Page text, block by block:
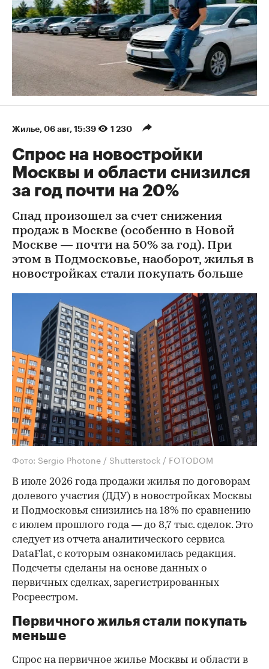
Жилье 06 авг, 15:39 1 230
Спрос на новостройки
Москвы и области снизился
за год почти на 20%
Спад произошел за счет снижения
продаж в Москве (особенно в Новой
Москве — почти на 50% за год). При
этом в Подмосковье, наоборот, жилья в
новостройках стали покупать больше
Фото: Sergio Photone / Shutterstock / FOTODOM
В июле 2026 года продажи жилья по договорам
долевого участия (ДДУ) в новостройках Москвы
и Подмосковья снизились на 18% по сравнению
с июлем прошлого года — до 8,7 тыс. сделок. Это
следует из отчета аналитического сервиса
DataFlat, с которым ознакомилась редакция.
Подсчеты сделаны на основе данных о
первичных сделках, зарегистрированных
Росреестром.
Первичного жилья стали покупать
меньше
Спрос на первичное жилье Москвы и области в